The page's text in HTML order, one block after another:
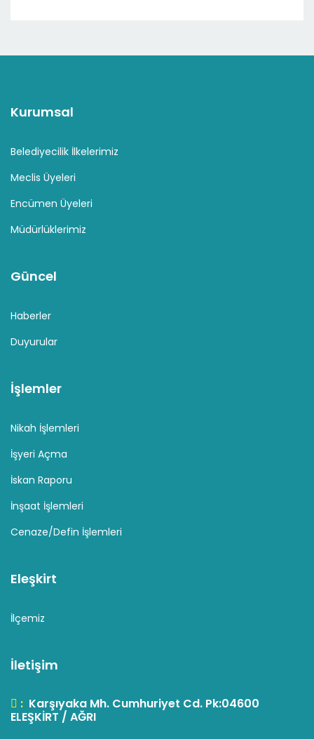
Kurumsal
Belediyecilik İlkelerimiz
Meclis Üyeleri
Encümen Üyeleri
Müdürlüklerimiz
Güncel
Haberler
Duyurular
İşlemler
Nikah İşlemleri
İşyeri Açma
İskan Raporu
İnşaat İşlemleri
Cenaze/Defin İşlemleri
Eleşkirt
İlçemiz
İletişim
: Karşıyaka Mh. Cumhuriyet Cd. Pk:04600
ELEŞKİRT / AĞRI